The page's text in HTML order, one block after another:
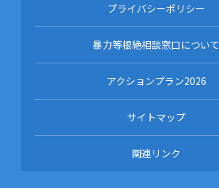
プライバシーポリシー
暴力等根絶相談窓口について
アクションプラン2026
サイトマップ
関連リンク